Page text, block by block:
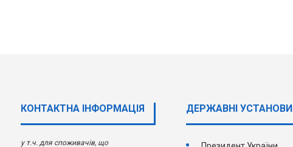
КОНТАКТНА ІНФОРМАЦІЯ
у т.ч. для споживачів, що
ДЕРЖАВНI УСТАНОВИ